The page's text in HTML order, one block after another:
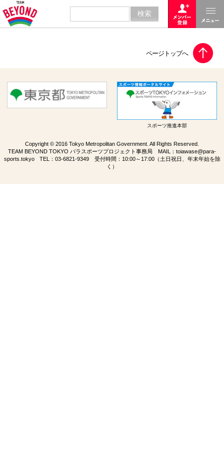
スポーツ推進本部
Copyright © 2016 Tokyo Metropolitan Government. All Rights Reserved.
TEAM BEYOND TOKYO パラスポーツプロジェクト事務局 MAIL： toiawase@para-
sports.tokyoTEL： 03-6821-9349受付時間：10:00～17:00（土日祝日、年末年始を除
く）